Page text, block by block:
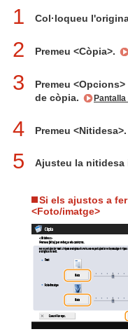
1 Col·loqueu
2 Premeu <Còpia>.
3
Premeu
de còpia.
4 Premeu <Nitidesa>.
5 Ajusteu la nitidesa
Si els ajustos a
<Foto/imatge>